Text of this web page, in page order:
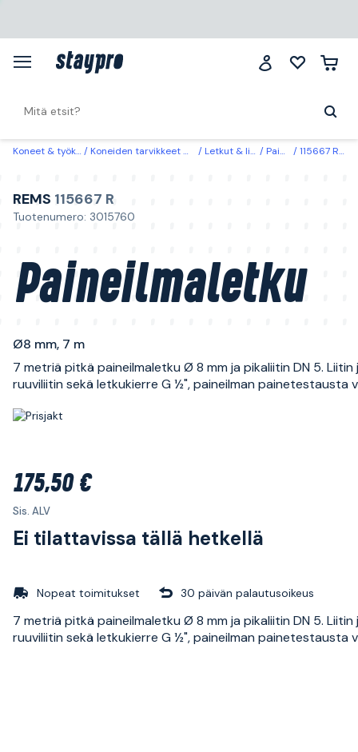
Koneet & työkalut Koneiden tarvikkeet & käyttöosat Letkut & lisätarvikkeet Paineilmaletkut 115667 R REMS Paineilmaletku Ø8 mm, 7 m
REMS 115667 R
Tuotenumero: 3015760
Paineilmaletku
Ø8 mm, 7 m
7 metriä pitkä paineilmaletku Ø 8 mm ja pikaliitin DN 5. Liitin
ruuviliitin sekä letkukierre G ½", paineilman painetestausta
175,50 €
Sis. ALV
Ei tilattavissa tällä hetkellä
Nopeat toimitukset 30 päivän palautusoikeus
7 metriä pitkä paineilmaletku Ø 8 mm ja pikaliitin DN 5. Liitin
ruuviliitin sekä letkukierre G ½", paineilman painetestausta